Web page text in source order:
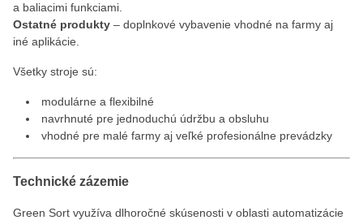
a baliacimi funkciami.
Ostatné produkty – doplnkové vybavenie vhodné na farmy aj
iné aplikácie.
Všetky stroje sú:
modulárne a flexibilné
navrhnuté pre jednoduchú údržbu a obsluhu
vhodné pre malé farmy aj veľké profesionálne prevádzky
Technické zázemie
Green Sort využíva dlhoročné skúsenosti v oblasti automatizácie